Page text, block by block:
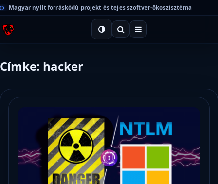
Magyar nyílt forráskódú projekt és tejes szoftver-ökoszisztéma
Címke: hacker